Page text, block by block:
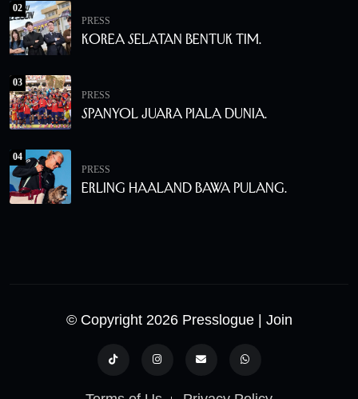
02
PRESS
Korea Selatan Bentuk Tim.
03
PRESS
Spanyol Juara Piala Dunia.
04
PRESS
Erling Haaland Bawa Pulang.
© Copyright 2026 Presslogue | Join